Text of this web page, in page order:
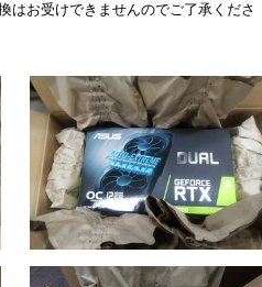
はお受けできませんのでご了承くださ